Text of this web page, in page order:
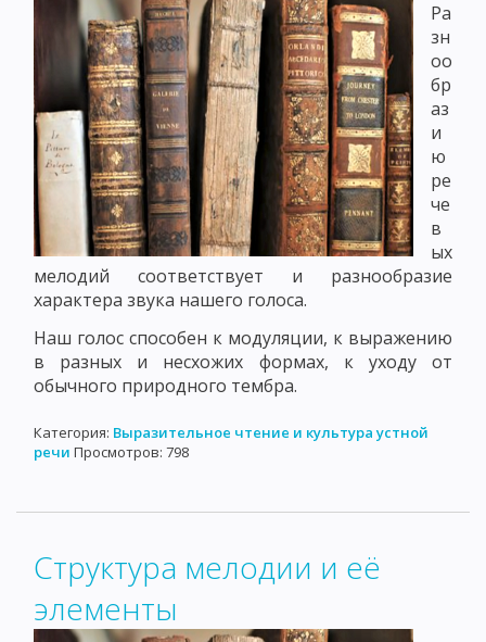
Ра
зн
оо
бр
аз
и
ю
ре
че
в
ых
мелодий соответствует и разнообразие
характера звука нашего голоса.
Наш голос способен к модуляции, к выражению
в разных и несхожих формах, к уходу от
обычного природного тембра.
Категория: Выразительное чтение и культура устной
речи Просмотров: 798
Структура мелодии и её
элементы